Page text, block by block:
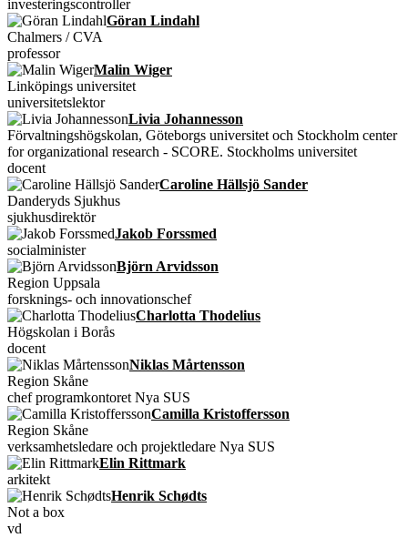
investeringscontroller
Göran Lindahl
Chalmers / CVA
professor
Malin Wiger
Linköpings universitet
universitetslektor
Livia Johannesson
Förvaltningshögskolan, Göteborgs universitet och Stockholm center
for organizational research - SCORE. Stockholms universitet
docent
Caroline Hällsjö Sander
Danderyds Sjukhus
sjukhusdirektör
Jakob Forssmed
socialminister
Björn Arvidsson
Region Uppsala
forsknings- och innovationschef
Charlotta Thodelius
Högskolan i Borås
docent
Niklas Mårtensson
Region Skåne
chef programkontoret Nya SUS
Camilla Kristoffersson
Region Skåne
verksamhetsledare och projektledare Nya SUS
Elin Rittmark
arkitekt
Henrik Schødts
Not a box
vd